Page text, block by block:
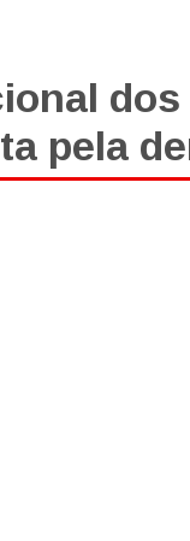
pela